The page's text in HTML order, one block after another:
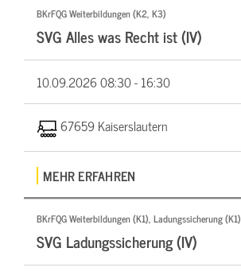
BKrFQG Weiterbildungen (K2, K3)
SVG Alles was Recht ist (IV)
10.09.202608:30 - 16:30
67659 Kaiserslautern
MEHR ERFAHREN
BKrFQG Weiterbildungen (K1), Ladungssicherung (K1)
SVG Ladungssicherung (IV)